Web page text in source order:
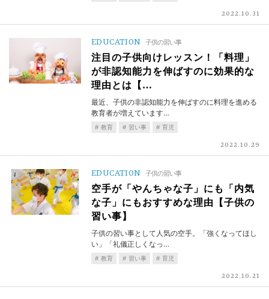
2022.10.31
EDUCATION 子供の習い事
注目の子供向けレッスン！「料理」
が非認知能力を伸ばすのに効果的な
理由とは【…
最近、子供の非認知能力を伸ばすのに料理を進める
教育者が増えています…
教育 習い事 育児
2022.10.29
EDUCATION 子供の習い事
空手が「やんちゃな子」にも「内気
な子」にもおすすめな理由【子供の
習い事】
子供の習い事として人気の空手。「強くなってほし
い」「礼儀正しくなっ…
教育 習い事 育児
2022.10.21